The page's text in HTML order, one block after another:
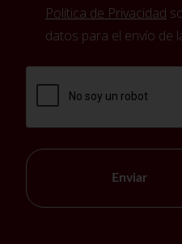
Política de Privacidad
datos para el envío de
Enviar